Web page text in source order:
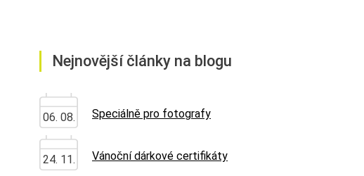
Nejnovější články na blogu
06. 08. Speciálně pro fotografy
24. 11. Vánoční dárkové certifikáty